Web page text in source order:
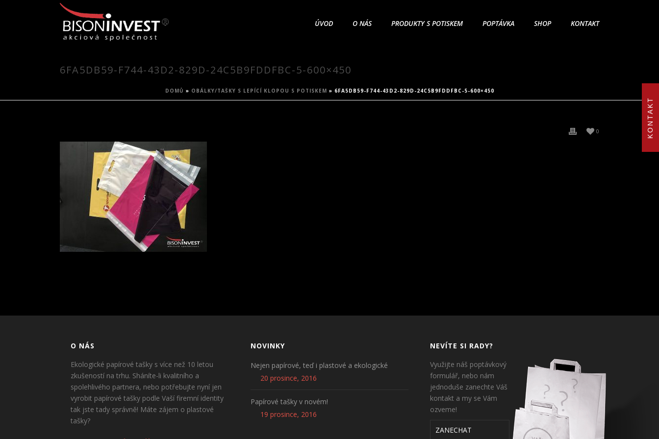
KONTAKT
ÚVOD O NÁS PRODUKTY S POTISKEM POPTÁVKA SHOP KONTAKT
6FA5DB59-F744-43D2-829D-24C5B9FDDFBC-5-600×450
DOMŮ » OBÁLKY/TAŠKY S LEPÍCÍ KLOPOU S POTISKEM » 6FA5DB59-F744-43D2-829D-24C5B9FDDFBC-5-600×450
0
O NÁS
Ekologické papírové tašky s více než 10 letou
zkušeností na trhu. Sháníte-li kvalitního a
spolehlivého partnera, nebo potřebujte nyní jen
vyrobit papírové tašky podle Vaší firemní identity
tak jste tady správně! Máte zájem o plastové
tašky?
NOVINKY
Nejen papírové, teď i plastové a ekologické
20 prosince, 2016
Papírové tašky v novém!
19 prosince, 2016
NEVÍTE SI RADY?
Využijte náš poptávkový
formulář, nebo nám
jednoduše zanechte Váš
kontakt a my se Vám
ozveme!
ZANECHAT